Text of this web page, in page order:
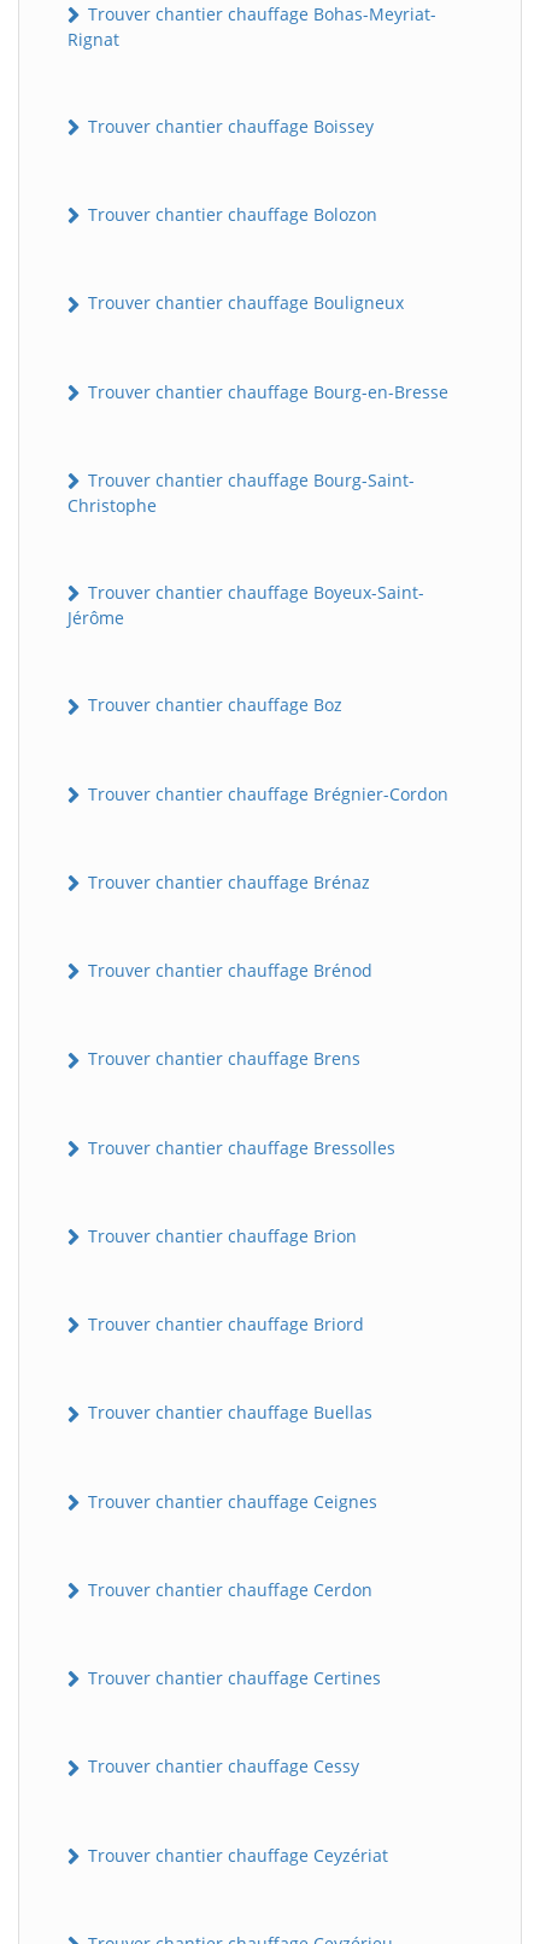
Trouver chantier chauffage Bohas-Meyriat-
Rignat
Trouver chantier chauffage Boissey
Trouver chantier chauffage Bolozon
Trouver chantier chauffage Bouligneux
Trouver chantier chauffage Bourg-en-Bresse
Trouver chantier chauffage Bourg-Saint-
Christophe
Trouver chantier chauffage Boyeux-Saint-
Jérôme
Trouver chantier chauffage Boz
Trouver chantier chauffage Brégnier-Cordon
Trouver chantier chauffage Brénaz
Trouver chantier chauffage Brénod
Trouver chantier chauffage Brens
Trouver chantier chauffage Bressolles
Trouver chantier chauffage Brion
Trouver chantier chauffage Briord
Trouver chantier chauffage Buellas
Trouver chantier chauffage Ceignes
Trouver chantier chauffage Cerdon
Trouver chantier chauffage Certines
Trouver chantier chauffage Cessy
Trouver chantier chauffage Ceyzériat